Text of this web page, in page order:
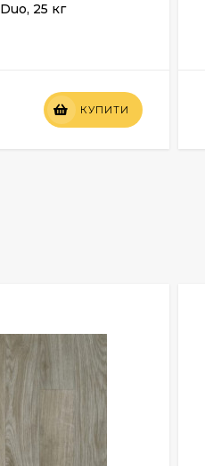
25 кг
КУПИТИ